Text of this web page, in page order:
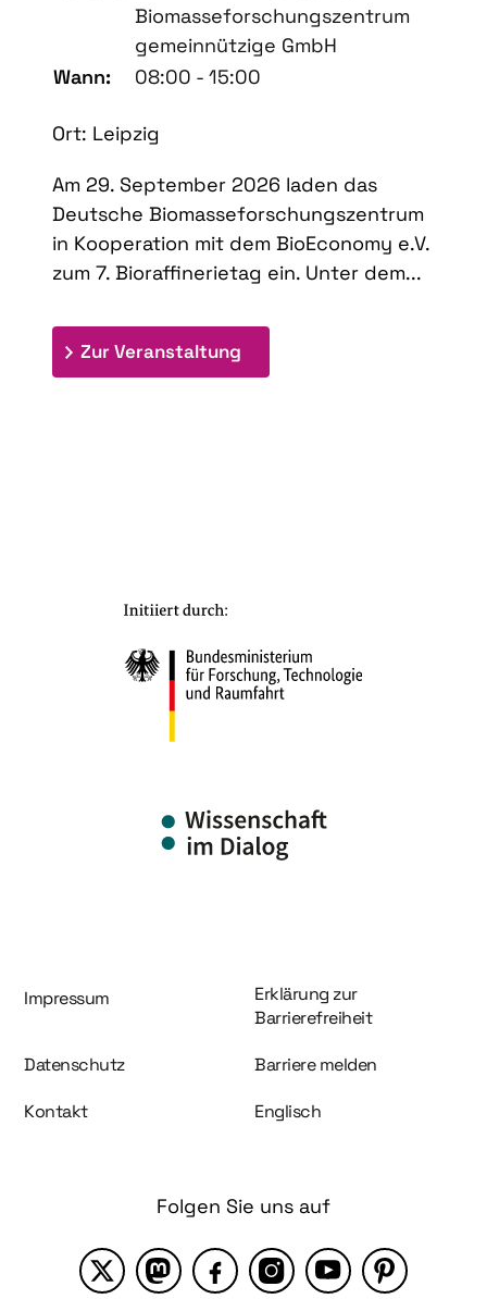
Biomasseforschungszentrum
gemeinnützige GmbH
Wann:
08:00 - 15:00
Ort: Leipzig
Am 29. September 2026 laden das
Deutsche Biomasseforschungszentrum
in Kooperation mit dem BioEconomy e.V.
zum 7. Bioraffinerietag ein. Unter dem...
Zur Veranstaltung
Information und Service
Impressum
Erklärung zur
Barrierefreiheit
Datenschutz Barriere melden
Kontakt Englisch
Folgen Sie uns auf